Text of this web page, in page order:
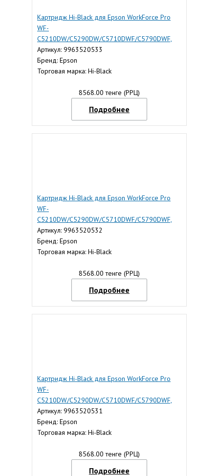
Картридж Hi-Black для Epson WorkForce Pro
WF-
C5210DW/C5290DW/C5710DWF/C5790DWF,
Yellow
Артикул: 9963520533
Бренд: Epson
Торговая марка: Hi-Black
8568.00 тенге (РРЦ)
Подробнее
Картридж Hi-Black для Epson WorkForce Pro
WF-
C5210DW/C5290DW/C5710DWF/C5790DWF,
Magenta
Артикул: 9963520532
Бренд: Epson
Торговая марка: Hi-Black
8568.00 тенге (РРЦ)
Подробнее
Картридж Hi-Black для Epson WorkForce Pro
WF-
C5210DW/C5290DW/C5710DWF/C5790DWF,
cyan
Артикул: 9963520531
Бренд: Epson
Торговая марка: Hi-Black
8568.00 тенге (РРЦ)
Подробнее